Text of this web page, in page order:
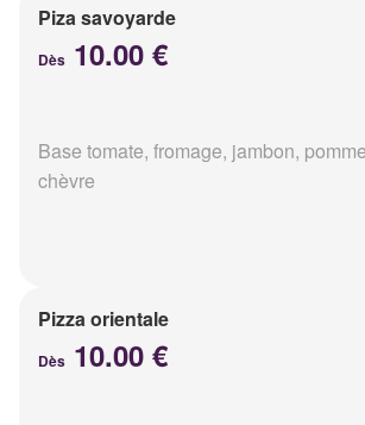
Piza savoyarde
Dès 10.00 €
Base tomate, fromage, jambon,
chèvre
Pizza orientale
Dès 10.00 €